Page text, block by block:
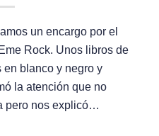
un encargo por el
Rock. Unos libros de
blanco y negro y
la atención que no
pero nos explicó…